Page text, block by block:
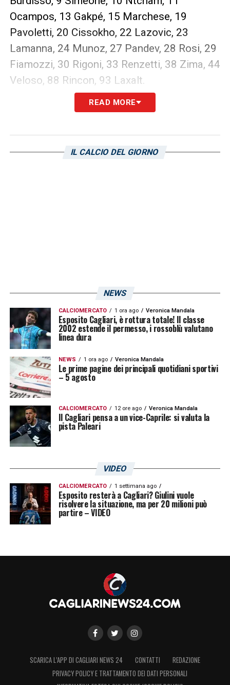
Ocampos, 13 Gakpé, 15 Marchese, 19
Pavoletti, 20 Cissokho, 22 Lazovic, 23
Lamanna, 24 Munoz, 27 Pandev, 28 Rosi, 29
Fiamozzi, 30 Rigoni, 33 Renzetti, 38 Zima, 44
Veloso, 88 Rincon, 93 Laxalt.
LA PLAYLIST DELLE NOSTRE TOP NEWS
READ MORE
IL CALCIO DEL GIORNO
NEWS
CALCIOMERCATO 1 ora ago Veronica Mandala
Esposito Cagliari, è rottura totale! Il classe
2002 estende il permesso, i rossoblù valutano
linea dura
NEWS 1 ora ago Veronica Mandala
Le prime pagine dei principali quotidiani sportivi
– 5 agosto
CALCIOMERCATO 12 ore ago Veronica Mandala
Il Cagliari pensa a un vice-Caprile: si valuta la
pista Paleari
VIDEO
CALCIOMERCATO 1 settimana ago
Esposito resterà a Cagliari? Giulini vuole
risolvere la situazione, ma per 20 milioni può
partire – VIDEO
SCARICA L’APP DI CAGLIARI NEWS 24 CONTATTI
REDAZIONE
PRIVACY POLICY E TRATTAMENTO DEI DATI PERSONALI